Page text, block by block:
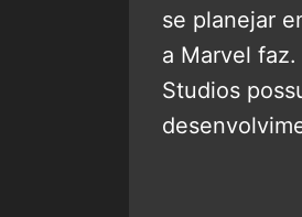
se planejar
a Marvel
Studios